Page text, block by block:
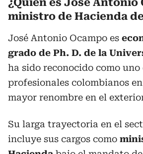
¿Quién es José Antonio
ministro de Hacienda
José Antonio Ocampo es
grado de Ph. D. de la
ha sido reconocido como uno
profesionales colombianos
mayor renombre en el
Su larga trayectoria en el
incluye sus cargos como